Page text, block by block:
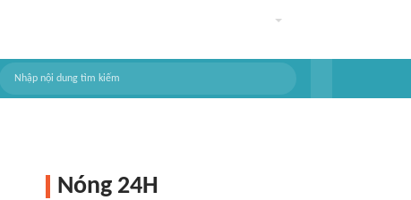
Nóng 24H